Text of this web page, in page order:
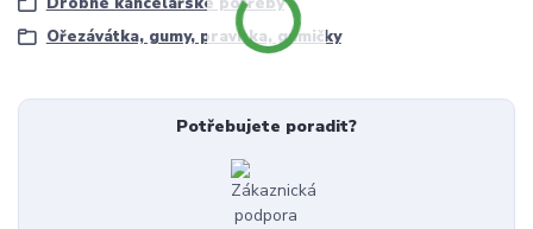
Ořezávátka, gumy, pravítka, gumičky
Potřebujete poradit?